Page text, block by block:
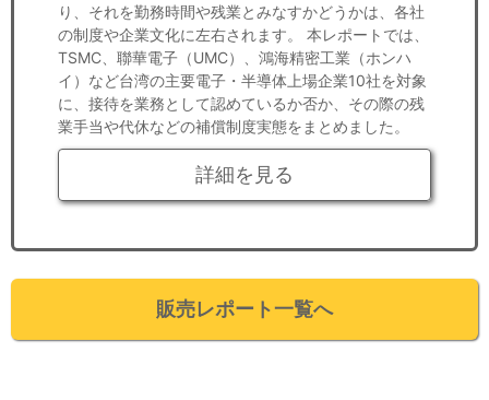
り、それを勤務時間や残業とみなすかどうかは、各社
の制度や企業文化に左右されます。 本レポートでは、
TSMC、聯華電子（UMC）、鴻海精密工業（ホンハ
イ）など台湾の主要電子・半導体上場企業10社を対象
に、接待を業務として認めているか否か、その際の残
業手当や代休などの補償制度実態をまとめました。
詳細を見る
販売レポート一覧へ